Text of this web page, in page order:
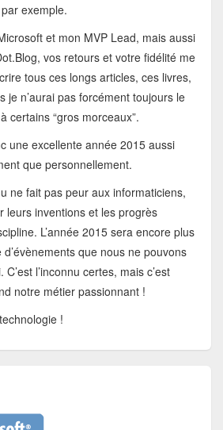
exemple.
et mon MVP Lead, mais aussi
vos retours et votre fidélité me
tous ces longs articles, ces livres,
je n’aurai pas forcément toujours le
certains “gros morceaux”.
une excellente année 2015 aussi
que personnellement.
ne fait pas peur aux informaticiens,
leurs inventions et les progrès
L’année 2015 sera encore plus
que nous ne pouvons
C’est l’inconnu certes, mais c’est
notre métier passionnant !
!